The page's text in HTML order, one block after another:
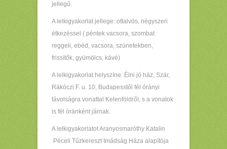
jellegű.
A lelkigyakorlat jellege: ottalvós, négyszeri
étkezéssel ( péntek vacsora, szombat
reggeli, ebéd, vacsora, szünetekben,
frissítők, gyümölcs, kávé)
A lelkigyakorlat helyszíne: Élni jó ház, Szár,
Rákóczi F. u. 10, Budapesstől fél órányi
távolságra vonattal Kelenföldről, s a vonatok
is fél óránként járnak.
A lelkigyakorlatot Aranyosmaróthy Katalin
Péceli Tűzkereszt Imádság Háza alapítója